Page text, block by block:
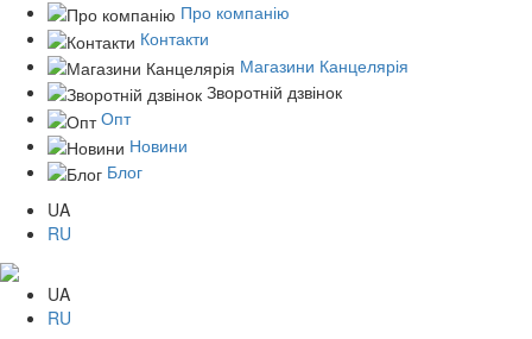
Про компанію
Контакти
Магазини Канцелярія
Зворотній дзвінок
Опт
Новини
Блог
UA
RU
UA
RU